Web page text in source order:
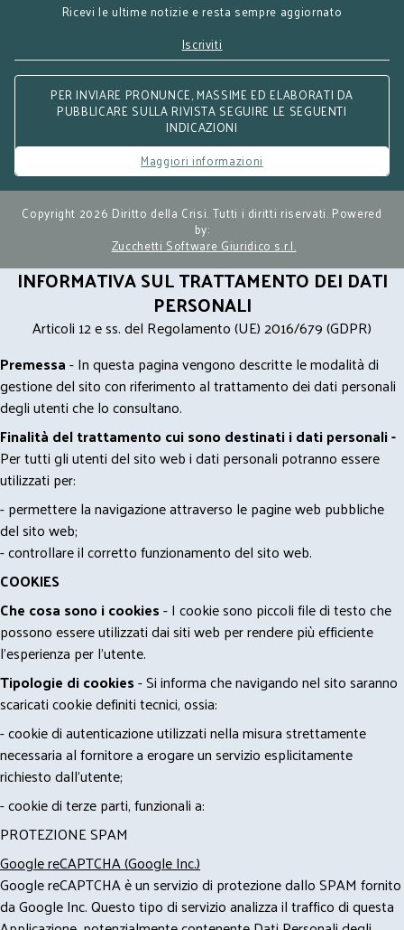
Ricevi le ultime notizie e resta sempre aggiornato
Iscriviti
PER INVIARE PRONUNCE, MASSIME ED ELABORATI DA
PUBBLICARE SULLA RIVISTA SEGUIRE LE SEGUENTI
INDICAZIONI
Maggiori informazioni
Copyright 2026 Diritto della Crisi. Tutti i diritti riservati. Powered
by:
Zucchetti Software Giuridico s.r.l.
INFORMATIVA SUL TRATTAMENTO DEI DATI
PERSONALI
Articoli 12 e ss. del Regolamento (UE) 2016/679 (GDPR)
Premessa- In questa pagina vengono descritte le modalità di
gestione del sito con riferimento al trattamento dei dati personali
degli utenti che lo consultano.
Finalità del trattamento cui sono destinati i dati personali -
Per tutti gli utenti del sito web i dati personali potranno essere
utilizzati per:
- permettere la navigazione attraverso le pagine web pubbliche
del sito web;
- controllare il corretto funzionamento del sito web.
COOKIES
Che cosa sono i cookies- I cookie sono piccoli file di testo che
possono essere utilizzati dai siti web per rendere più efficiente
l'esperienza per l'utente.
Tipologie di cookies- Si informa che navigando nel sito saranno
scaricati cookie definiti tecnici, ossia:
- cookie di autenticazione utilizzati nella misura strettamente
necessaria al fornitore a erogare un servizio esplicitamente
richiesto dall'utente;
- cookie di terze parti, funzionali a:
PROTEZIONE SPAM
Google reCAPTCHA (Google Inc.)
Google reCAPTCHA è un servizio di protezione dallo SPAM fornito
da Google Inc. Questo tipo di servizio analizza il traffico di questa